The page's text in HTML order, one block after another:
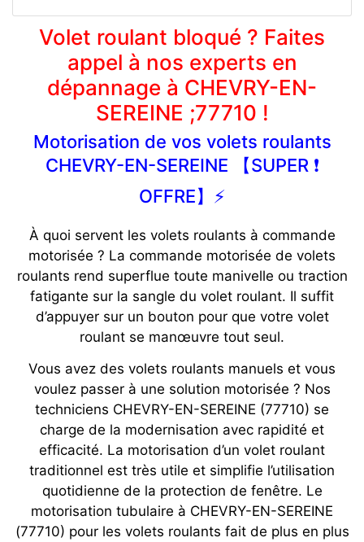
Volet roulant bloqué ? Faites
appel à nos experts en
dépannage à CHEVRY-EN-
SEREINE ;77710 !
Motorisation de vos volets roulants
CHEVRY-EN-SEREINE 【SUPER ❗
OFFRE】⚡️
À quoi servent les volets roulants à commande
motorisée ? La commande motorisée de volets
roulants rend superflue toute manivelle ou traction
fatigante sur la sangle du volet roulant. Il suffit
d’appuyer sur un bouton pour que votre volet
roulant se manœuvre tout seul.
Vous avez des volets roulants manuels et vous
voulez passer à une solution motorisée ? Nos
techniciens CHEVRY-EN-SEREINE (77710) se
charge de la modernisation avec rapidité et
efficacité. La motorisation d’un volet roulant
traditionnel est très utile et simplifie l’utilisation
quotidienne de la protection de fenêtre. Le
motorisation tubulaire à CHEVRY-EN-SEREINE
(77710) pour les volets roulants fait de plus en plus